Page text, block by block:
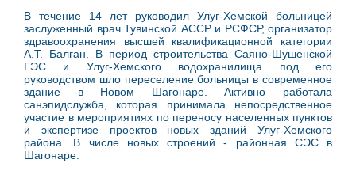
В течение 14 лет руководил Улуг-Хемской больницей
заслуженный врач Тувин­ской АССР и РСФСР, организатор
здравоох­ранения высшей квалификационной катего­рии
А.Т. Балган. В период строительства Саяно-Шушенской
ГЭС и Улуг-Хемского водохранилища под его
руководством шло переселение больницы в современное
здание в Новом Шагонаре. Активно работала
санэпидслужба, которая принимала непосредственное
участие в мероприятиях по переносу населенных пунктов
и экспертизе проектов новых зданий Улуг-Хемского
района. В числе новых строений - районная СЭС в
Шагонаре.